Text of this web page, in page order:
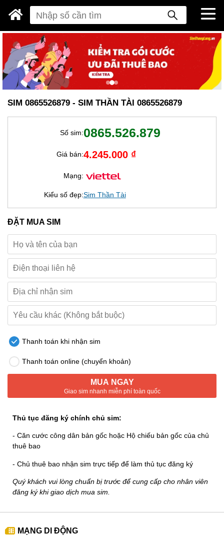
SIM 0865526879 - SIM THẦN TÀI 0865526879
Số sim:0865.526.879
Giá bán:4.245.000 ₫
Mạng:
Kiểu số đẹp:Sim Thần Tài
ĐẶT MUA SIM
Thanh toán khi nhận sim
Thanh toán online (chuyển khoản)
MUA NGAY
Giao sim nhanh miễn phí toàn quốc
Thủ tục đăng ký chính chủ sim:
- Căn cước công dân bản gốc hoặc Hộ chiếu bản gốc của chủ
thuê bao
- Chủ thuê bao nhận sim trực tiếp để làm thủ tục đăng ký
Quý khách vui lòng chuẩn bị trước để cung cấp cho nhân viên
đăng ký khi giao dịch mua sim.
MẠNG DI ĐỘNG